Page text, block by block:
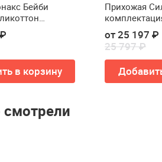
Бейби
LONAX
9 Поликоттон
в корзину
Прихожая
014.15+НМ
014.01)
от 25 197 ₽
25 797 ₽